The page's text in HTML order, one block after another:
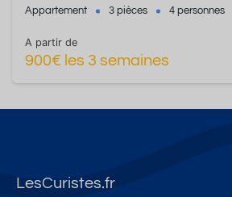
Appartement 3 pièces 4 personnes
A partir de
900€ les 3 semaines
LesCuristes.fr